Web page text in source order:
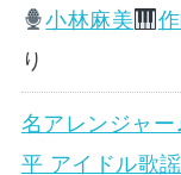
小林麻美
り
名アレンジャー
平 アイドル歌